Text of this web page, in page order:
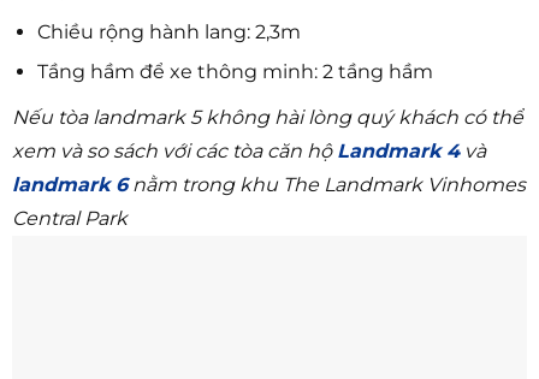
Chiều rộng hành lang: 2,3m
Tầng hầm để xe thông minh: 2 tầng hầm
Nếu tòa landmark 5 không hài lòng quý khách có thể
xem và so sách với các tòa căn hộ Landmark 4và
landmark 6nằm trong khu The Landmark Vinhomes
Central Park